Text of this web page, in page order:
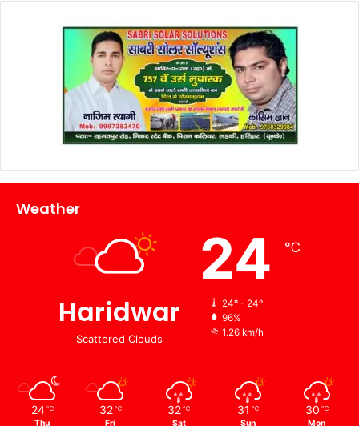
Weather
Haridwar
Scattered Clouds
24 ℃
24º - 24º
96%
1.26 km/h
24 ℃
Thu
32 ℃
Fri
32 ℃
Sat
31 ℃
Sun
30 ℃
Mon